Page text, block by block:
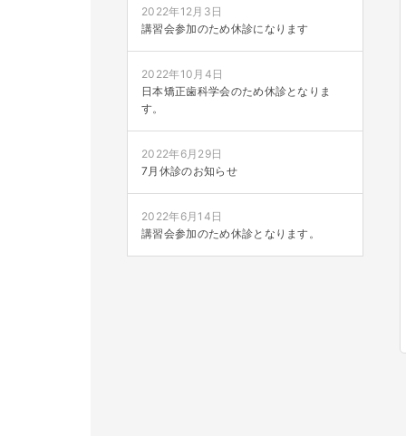
2022年12月3日
講習会参加のため休診になります
2022年10月4日
日本矯正歯科学会のため休診となりま
す。
2022年6月29日
7月休診のお知らせ
2022年6月14日
講習会参加のため休診となります。